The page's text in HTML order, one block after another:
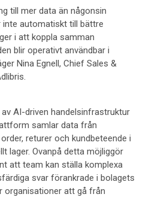
till mer data än någonsin
inte automatiskt till bättre
i att koppla samman
blir operativt användbar i
Nina Egnell, Chief Sales &
AI-driven handelsinfrastruktur
samlar data från
returer och kundbeteende i
lager. Ovanpå detta möjliggör
att team kan ställa komplexa
svar förankrade i bolagets
organisationer att gå från